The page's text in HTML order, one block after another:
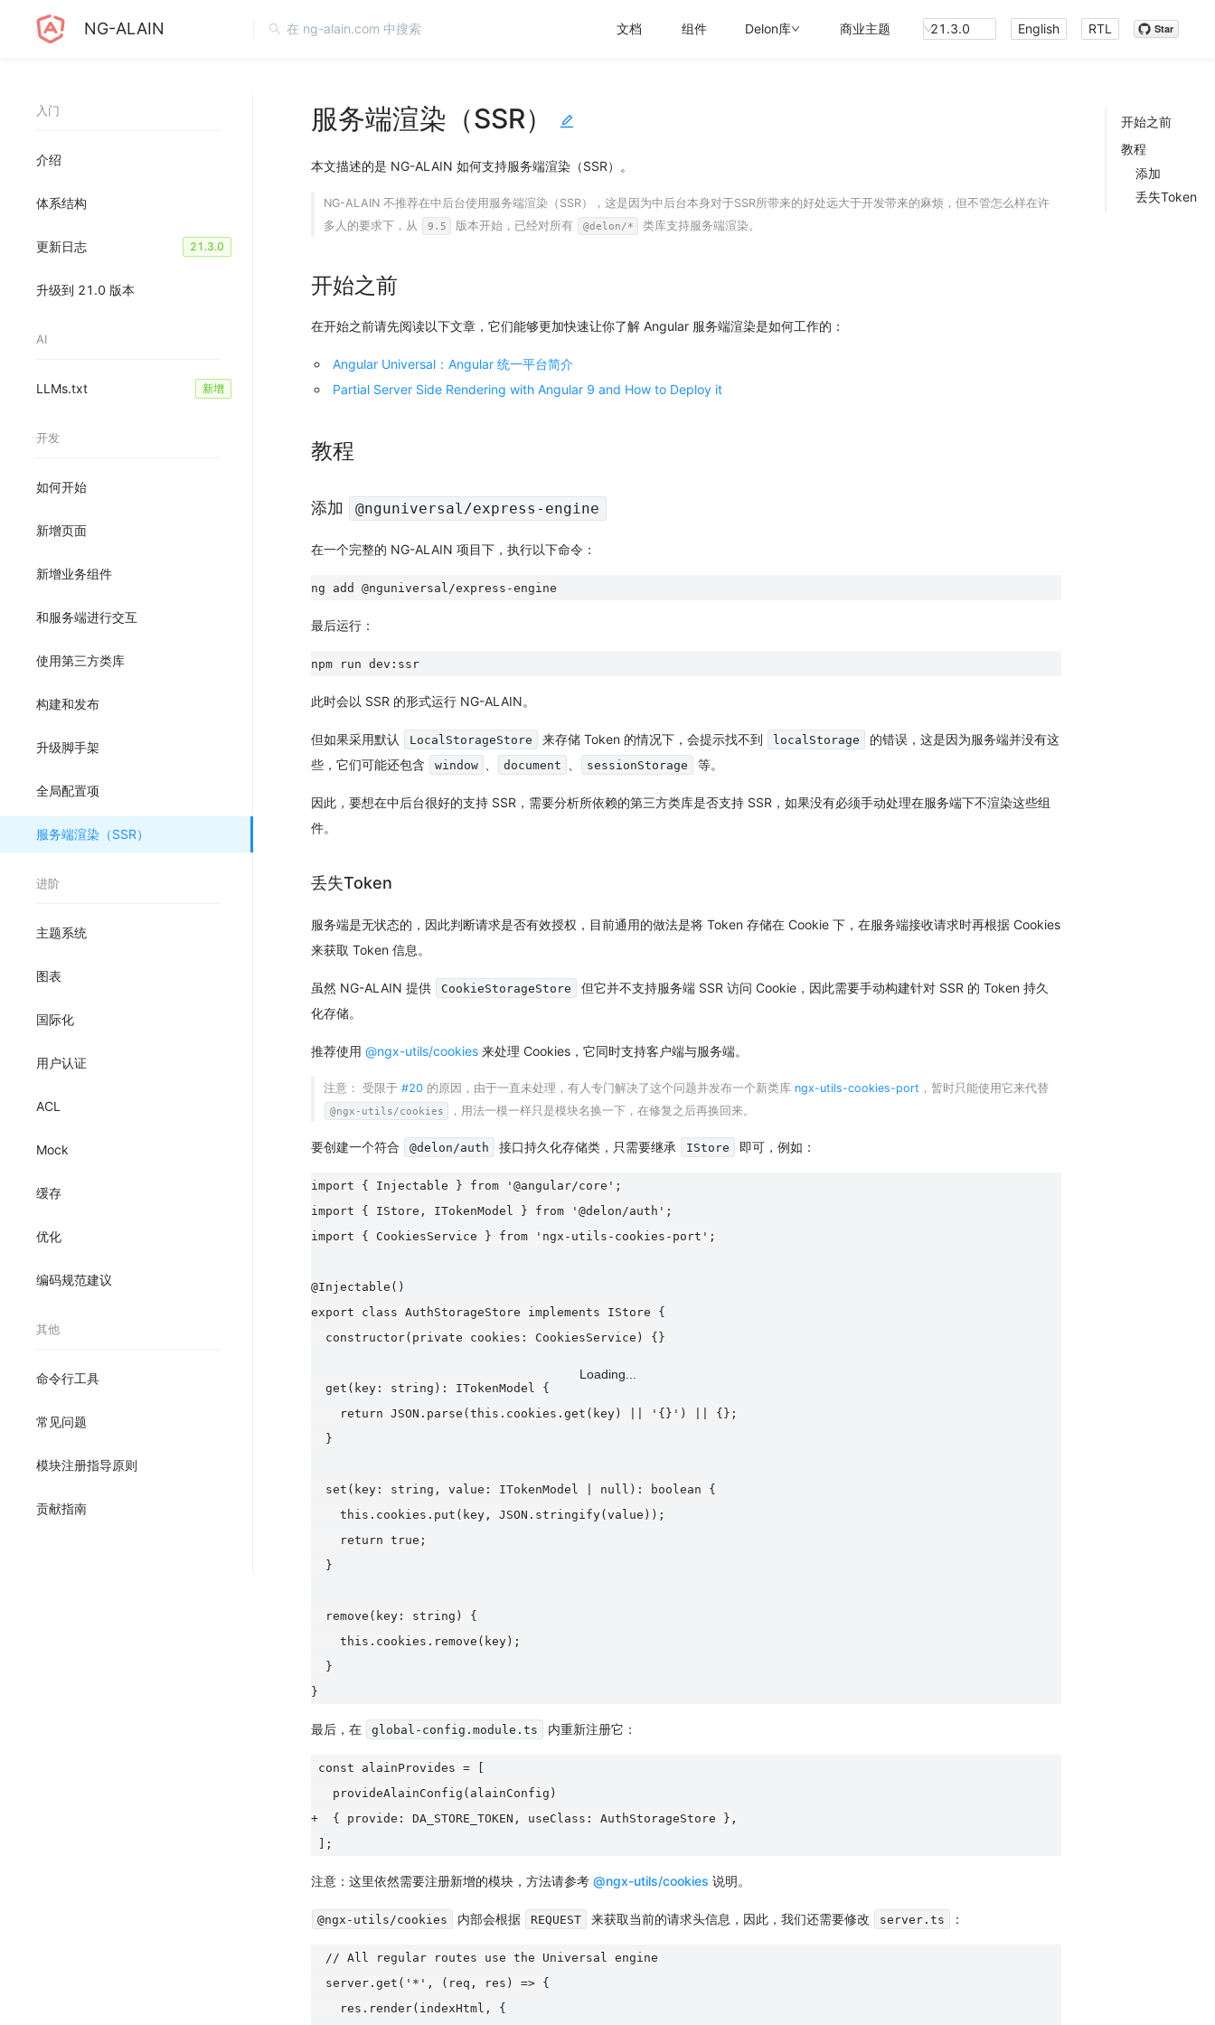
NG-ALAIN 文档 组件 Delon库 商业主题 21.3.0 English RTL Star
入门
介绍
体系结构
更新日志 21.3.0
升级到 21.0 版本
AI
LLMs.txt 新增
开发
如何开始
新增页面
新增业务组件
和服务端进行交互
使用第三方类库
构建和发布
升级脚手架
全局配置项
服务端渲染（SSR）
进阶
主题系统
图表
国际化
用户认证
ACL
Mock
缓存
优化
编码规范建议
其他
命令行工具
常见问题
模块注册指导原则
贡献指南
开始之前
教程
添加
丢失Token
服务端渲染（SSR）
本文描述的是 NG-ALAIN 如何支持服务端渲染（SSR）。
NG-ALAIN不推荐在中后台使用服务端渲染（SSR），这是因为中后台本身对于SSR所带来的好处远大于开发带来的麻烦，但不管怎么样在许
多人的要求下，从
9.5 版本开始，已经对所有 @delon/* 类库支持服务端渲染。
开始之前
在开始之前请先阅读以下文章，它们能够更加快速让你了解 Angular 服务端渲染是如何工作的：
Angular Universal：Angular 统一平台简介
Partial Server Side Rendering with Angular 9 and How to Deploy it
教程
添加 @nguniversal/express-engine
在一个完整的 NG-ALAIN 项目下，执行以下命令：
最后运行：
此时会以 SSR 的形式运行 NG-ALAIN。
但如果采用默认 LocalStorageStore 来存储 Token 的情况下，会提示找不到 localStorage
的错误，这是因为服务端并没有这
些，它们可能还包含
window document sessionStorage 等。
因此，要想在中后台很好的支持 SSR，需要分析所依赖的第三方类库是否支持 SSR，如果没有必须手动处理在服务端下不渲染这些组
件。
丢失Token
服务端是无状态的，因此判断请求是否有效授权，目前通用的做法是将 Token 存储在 Cookie 下，在服务端接收请求时再根据 Cookies
来获取 Token 信息。
虽然 NG-ALAIN 提供 CookieStorageStore
但它并不支持服务端 SSR 访问 Cookie，因此需要手动构建针对 SSR 的 Token 持久
化存储。
推荐使用 @ngx-utils/cookies 来处理 Cookies，它同时支持客户端与服务端。
注意： 受限于#20 的原因，由于一直未处理，有人专门解决了这个问题并发布一个新类库 ngx-utils-cookies-port ，暂时只能使用它来代替
@ngx-utils/cookies ，用法一模一样只是模块名换一下，在修复之后再换回来。
要创建一个符合 @delon/auth 接口持久化存储类，只需要继承 IStore 即可，例如：
import { Injectable } from '@angular/core';
import { IStore, ITokenModel } from '@delon/auth';
import { CookiesService } from 'ngx-utils-cookies-port';
@Injectable()
export class AuthStorageStore implements IStore {
  constructor(private cookies: CookiesService) {}
  get(key: string): ITokenModel {
    return JSON.parse(this.cookies.get(key) || '{}') || {};
  }
  set(key: string, value: ITokenModel | null): boolean {
    this.cookies.put(key, JSON.stringify(value));
    return true;
  }
  remove(key: string) {
    this.cookies.remove(key);
  }
最后，在 global-config.module.ts 内重新注册它：
const alainProvides = [
   provideAlainConfig(alainConfig)
+  { provide: DA_STORE_TOKEN, useClass: AuthStorageStore },
注意：这里依然需要注册新增的模块，方法请参考 @ngx-utils/cookies 说明。
@ngx-utils/cookies 内部会根据 REQUEST 来获取当前的请求头信息，因此，我们还需要修改 server.ts ：
  // All regular routes use the Universal engine
  server.get('*', (req, res) => {
    res.render(indexHtml, {
Loading...